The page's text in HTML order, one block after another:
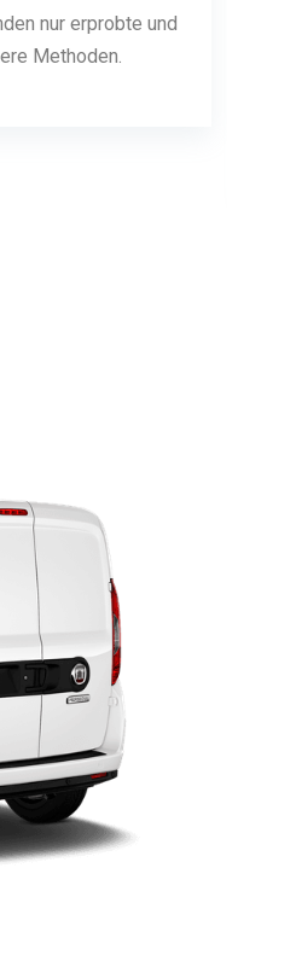
nur erprobte und
Methoden.